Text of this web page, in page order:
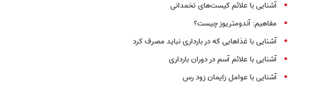
آشنایی با علائم کیست‌های تخمدانی
مفاهیم: آندومتریوز چیست؟
آشنایی با غذاهایی که در بارداری نباید مصرف کرد
آشنایی با علائم آسم در دوران بارداری
آشنایی با عوامل زایمان زود رس